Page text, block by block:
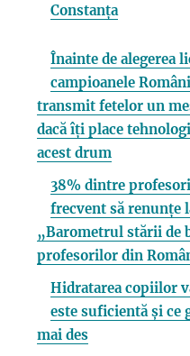
Constanța
Înainte de alegerea
campioanele
transmit fetelor un
dacă îți place
acest drum
38% dintre
frecvent să renunțe
„Barometrul stării de
profesorilor din
Hidratarea copiilor
este suficientă și ce
mai des